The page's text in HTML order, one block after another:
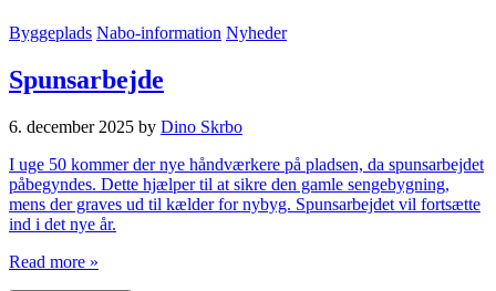
Byggeplads Nabo-information Nyheder
Spunsarbejde
6. december 2025 by Dino Skrbo
I uge 50 kommer der nye håndværkere på pladsen, da spunsarbejdet
påbegyndes. Dette hjælper til at sikre den gamle sengebygning,
mens der graves ud til kælder for nybyg. Spunsarbejdet vil fortsætte
ind i det nye år.
Read more »